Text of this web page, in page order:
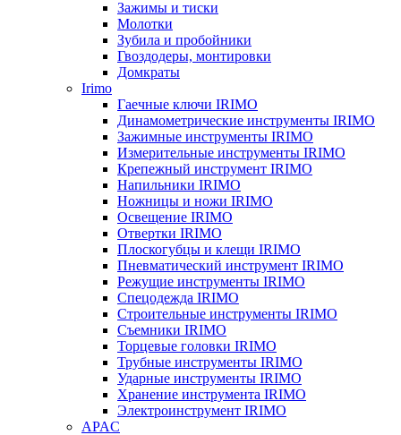
Зажимы и тиски
Молотки
Зубила и пробойники
Гвоздодеры, монтировки
Домкраты
Irimo
Гаечные ключи IRIMO
Динамометрические инструменты IRIMO
Зажимные инструменты IRIMO
Измерительные инструменты IRIMO
Крепежный инструмент IRIMO
Напильники IRIMO
Ножницы и ножи IRIMO
Освещение IRIMO
Отвертки IRIMO
Плоскогубцы и клещи IRIMO
Пневматический инструмент IRIMO
Режущие инструменты IRIMO
Спецодежда IRIMO
Строительные инструменты IRIMO
Съемники IRIMO
Торцевые головки IRIMO
Трубные инструменты IRIMO
Ударные инструменты IRIMO
Хранение инструмента IRIMO
Электроинструмент IRIMO
APAC